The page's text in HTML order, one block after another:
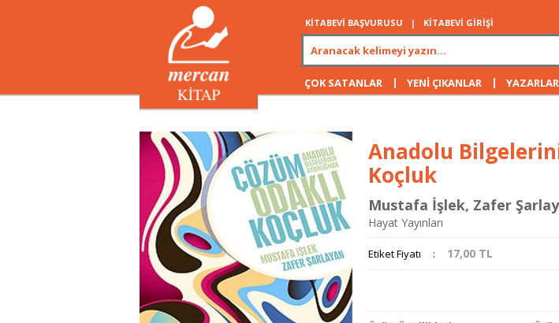
KİTABEVİ BAŞVURUSU | KİTABEVİ GİRİŞİ
ÇOK SATANLAR | YENİ ÇIKANLAR | YAZARLAR
Anadolu
Koçluk
Mustafa İşlek, Zafer
Hayat Yayınları
Etiket Fiyatı : 17,00 TL